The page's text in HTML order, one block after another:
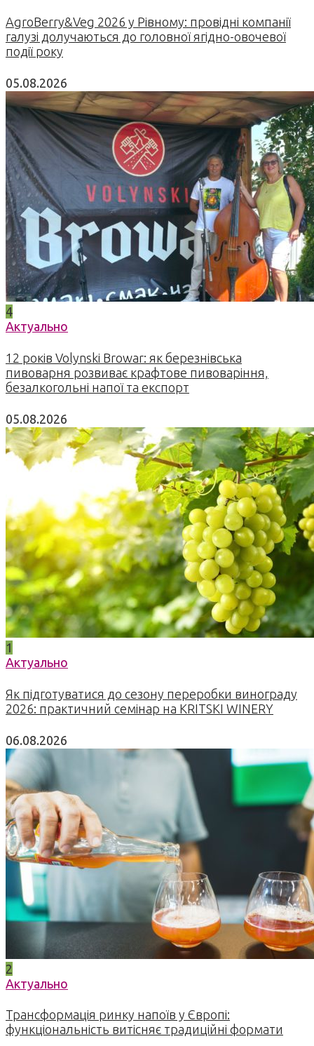
AgroBerry&Veg 2026 у Рівному: провідні компанії
галузі долучаються до головної ягідно-овочевої
події року
05.08.2026
4
Актуально
12 років Volynski Browar: як березнівська
пивоварня розвиває крафтове пивоваріння,
безалкогольні напої та експорт
05.08.2026
1
Актуально
Як підготуватися до сезону переробки винограду
2026: практичний семінар на KRITSKI WINERY
06.08.2026
2
Актуально
Трансформація ринку напоїв у Європі:
функціональність витісняє традиційні формати